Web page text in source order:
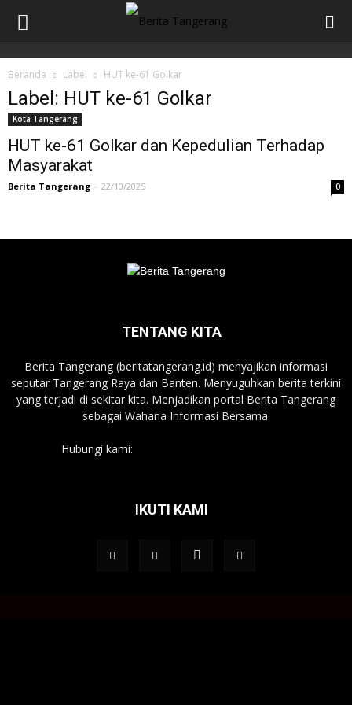
Beranda Label HUT ke-61 Golkar
Label: HUT ke-61 Golkar
Kota Tangerang
HUT ke-61 Golkar dan Kepedulian Terhadap
Masyarakat
Berita Tangerang - 22/10/2025 0
TENTANG KITA
Berita Tangerang (beritatangerang.id) menyajikan informasi
seputar Tangerang Raya dan Banten. Menyuguhkan berita terkini
yang terjadi di sekitar kita. Menjadikan portal Berita Tangerang
sebagai Wahana Informasi Bersama.
Hubungi kami:
IKUTI KAMI